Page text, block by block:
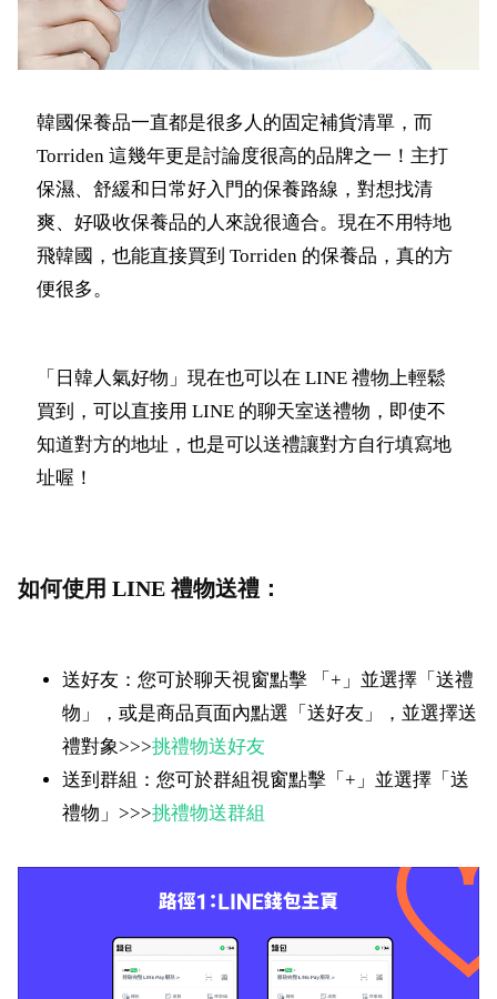
韓國保養品一直都是很多人的固定補貨清單，而
Torriden 這幾年更是討論度很高的品牌之一！主打
保濕、舒緩和日常好入門的保養路線，對想找清
爽、好吸收保養品的人來說很適合。現在不用特地
飛韓國，也能直接買到 Torriden 的保養品，真的方
便很多。
「日韓人氣好物」現在也可以在 LINE 禮物上輕鬆
買到，可以直接用 LINE 的聊天室送禮物，即使不
知道對方的地址，也是可以送禮讓對方自行填寫地
址喔！
如何使用 LINE 禮物送禮：
送好友：您可於聊天視窗點擊 「+」並選擇「送禮
物」，或是商品頁面內點選「送好友」，並選擇送
禮對象>>>挑禮物送好友
送到群組：您可於群組視窗點擊「+」並選擇「送
禮物」>>>挑禮物送群組